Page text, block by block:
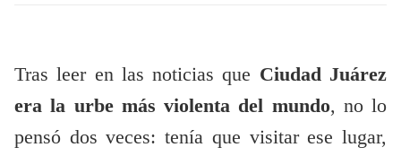
Tras leer en las noticias que Ciudad Juárez
era la urbe más violenta del mundo, no lo
pensó dos veces: tenía que visitar ese lugar,